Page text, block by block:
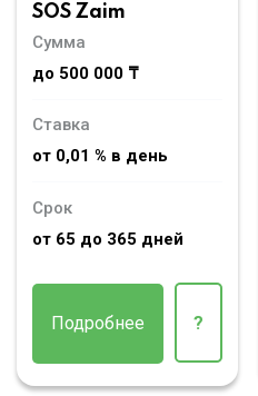
SOS Zaim
Сумма
до 500 000 ₸
Ставка
от 0,01 % в день
Срок
от 65 до 365 дней
Подробнее ?